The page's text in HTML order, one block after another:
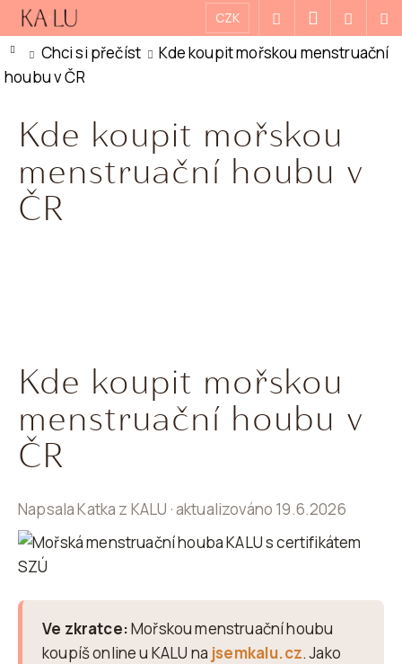
Přejít
na
obsah
CZK
Hledat
Přihlášení
košík
Domů
Chci si přečíst
Kde koupit mořskou menstruační
houbu v ČR
Kde koupit mořskou
menstruační houbu v
ČR
Kde koupit mořskou
menstruační houbu v
ČR
Napsala Katka z KALU · aktualizováno 19.6.2026
Ve zkratce:Mořskou menstruační houbu
koupíš online u KALU na jsemkalu.cz. Jako
O
Š
Zpět
Zpět
O
P
O
T
E
T
E
N
J
Í
T
?